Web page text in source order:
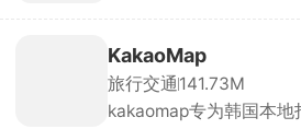
地人当陪玩、拍照、定制
导游划算。还能按条件
个人出游也不怕。
KakaoMap
旅行交通 141.73M
kakaomap专为韩国本地